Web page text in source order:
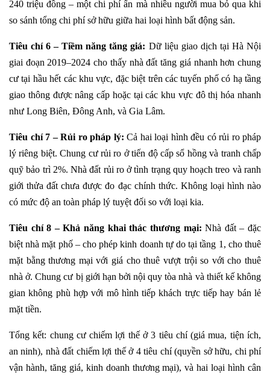
240 triệu đồng – một chi phí ẩn mà nhiều người mua bỏ qua khi
so sánh tổng chi phí sở hữu giữa hai loại hình bất động sản.
Tiêu chí 6 – Tiềm năng tăng giá: Dữ liệu giao dịch tại Hà Nội
giai đoạn 2019–2024 cho thấy nhà đất tăng giá nhanh hơn chung
cư tại hầu hết các khu vực, đặc biệt trên các tuyến phố có hạ tầng
giao thông được nâng cấp hoặc tại các khu vực đô thị hóa nhanh
như Long Biên, Đông Anh, và Gia Lâm.
Tiêu chí 7 – Rủi ro pháp lý: Cả hai loại hình đều có rủi ro pháp
lý riêng biệt. Chung cư rủi ro ở tiến độ cấp sổ hồng và tranh chấp
quỹ bảo trì 2%. Nhà đất rủi ro ở tình trạng quy hoạch treo và ranh
giới thửa đất chưa được đo đạc chính thức. Không loại hình nào
có mức độ an toàn pháp lý tuyệt đối so với loại kia.
Tiêu chí 8 – Khả năng khai thác thương mại: Nhà đất – đặc
biệt nhà mặt phố – cho phép kinh doanh tự do tại tầng 1, cho thuê
mặt bằng thương mại với giá cho thuê vượt trội so với cho thuê
nhà ở. Chung cư bị giới hạn bởi nội quy tòa nhà và thiết kế không
gian không phù hợp với mô hình tiếp khách trực tiếp hay bán lẻ
mặt tiền.
Tổng kết: chung cư chiếm lợi thế ở 3 tiêu chí (giá mua, tiện ích,
an ninh), nhà đất chiếm lợi thế ở 4 tiêu chí (quyền sở hữu, chi phí
vận hành, tăng giá, kinh doanh thương mại), và hai loại hình cân